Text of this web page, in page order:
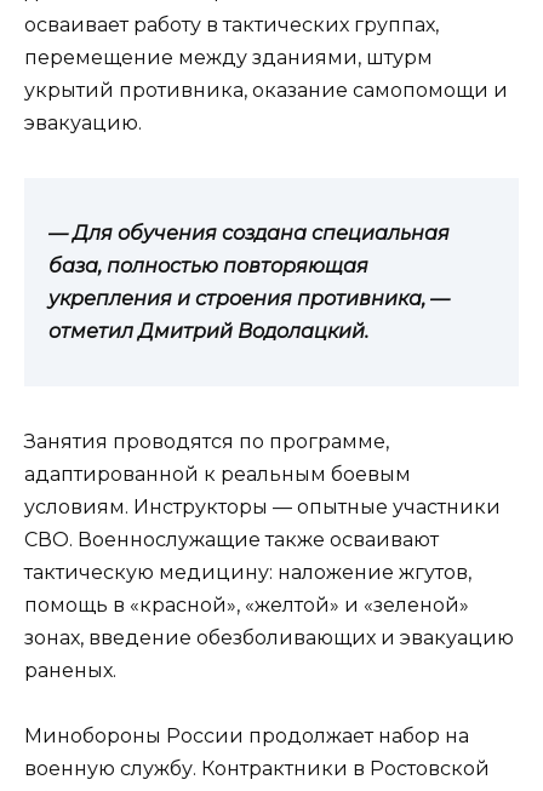
осваивает работу в тактических группах,
перемещение между зданиями, штурм
укрытий противника, оказание самопомощи и
эвакуацию.
— Для обучения создана специальная
база, полностью повторяющая
укрепления и строения противника, —
отметил Дмитрий Водолацкий.
Занятия проводятся по программе,
адаптированной к реальным боевым
условиям. Инструкторы — опытные участники
СВО. Военнослужащие также осваивают
тактическую медицину: наложение жгутов,
помощь в «красной», «желтой» и «зеленой»
зонах, введение обезболивающих и эвакуацию
раненых.
Минобороны России продолжает набор на
военную службу. Контрактники в Ростовской